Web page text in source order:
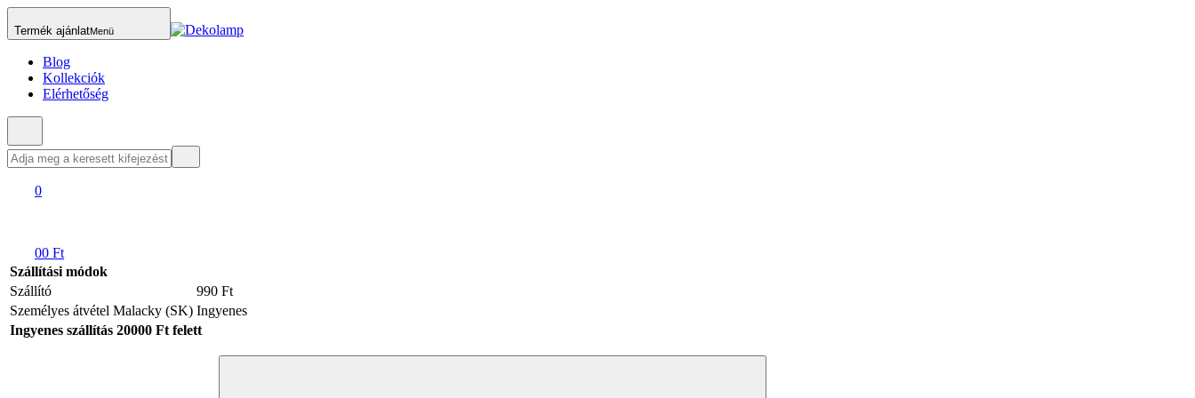
Termék ajánlatMenü
Blog
Kollekciók
Elérhetőség
0
00 Ft
Szállítási módok
Szállító
990 Ft
Személyes átvétel Malacky (SK) Ingyenes
Ingyenes szállítás 20000 Ft felett